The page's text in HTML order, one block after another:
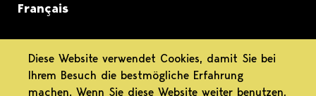
Français
informiert.
Diese Website verwendet Cookies, damit Sie bei
Ihrem Besuch die bestmögliche Erfahrung
machen. Wenn Sie diese Website weiter benutzen,